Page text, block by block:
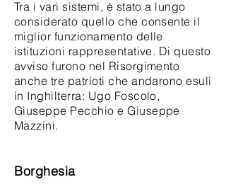
Tra i vari sistemi, è stato a lungo
considerato quello che consente il
miglior funzionamento delle
istituzioni rappresentative. Di questo
avviso furono nel Risorgimento
anche tre patrioti che andarono esuli
in Inghilterra: Ugo Foscolo,
Giuseppe Pecchio e Giuseppe
Mazzini.
Borghesia